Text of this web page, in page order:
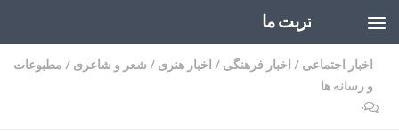
تربت ما
اخبار اجتماعی / اخبار فرهنگی / اخبار هنری / شعر و شاعری / مطبوعات
و رسانه ها
۰